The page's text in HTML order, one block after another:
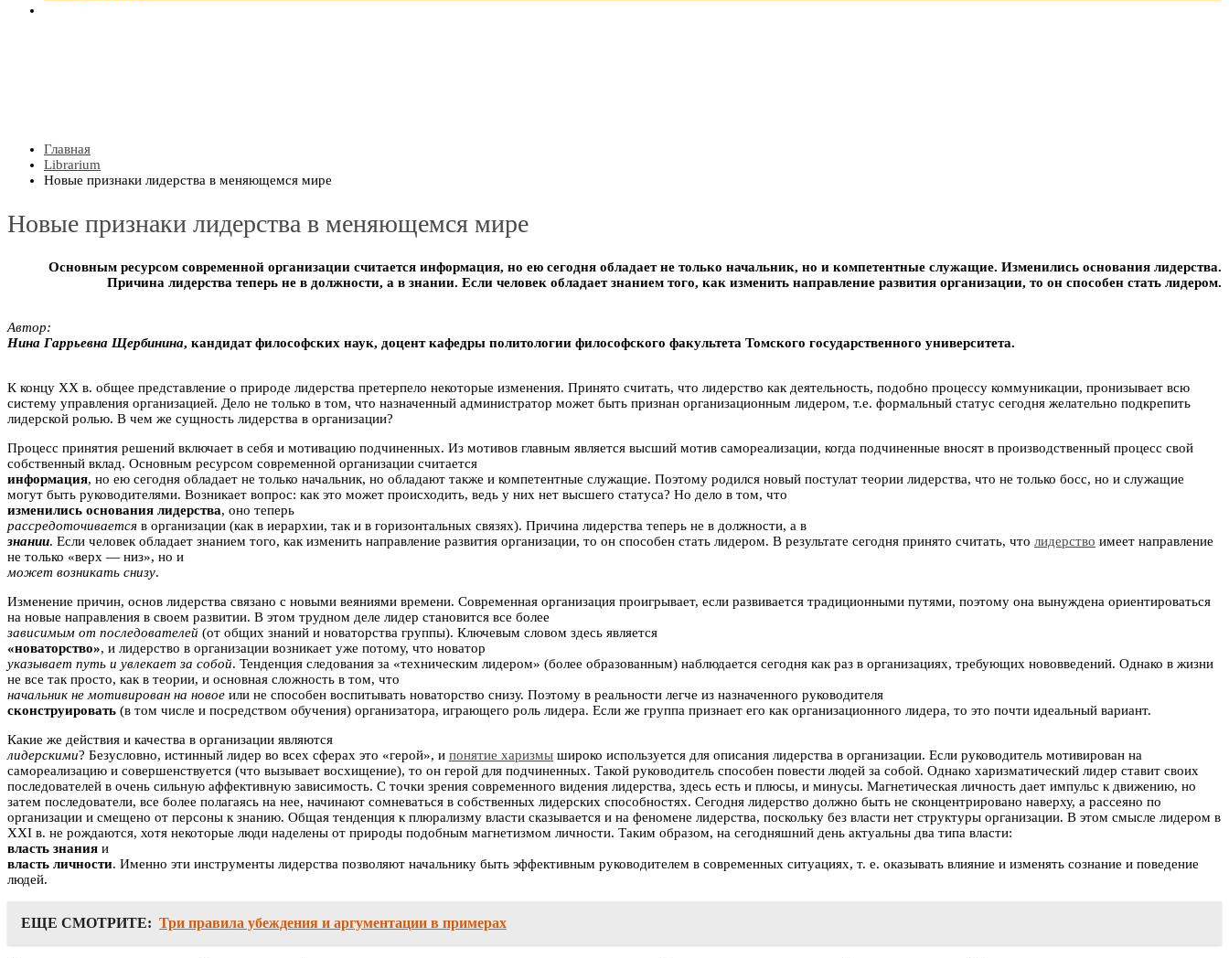
Главная
Librarium
Новые признаки лидерства в меняющемся мире
Новые признаки лидерства в меняющемся мире
Основным ресурсом современной организации считается информация, но ею сегодня обладает не только начальник, но и компетентные служащие. Изменились основания лидерства.
Причина лидерства теперь не в должности, а в знании. Если человек обладает знанием того, как изменить направление развития организации, то он способен стать лидером.
Автор:
Нина Гаррьевна Щepбининa, кандидат философских наук, доцент кафедры политологии философского факультета Томского государственного университета.
К концу XX в. общее представление о природе лидерства претерпело некоторые изменения. Принято считать, что лидерство как деятельность, подобно процессу коммуникации, пронизывает всю
систему управления организацией. Дело не только в том, что назначенный администратор может быть признан организационным лидером, т.е. формальный статус сегодня желательно подкрепить
лидерской ролью. В чем же сущность лидерства в организации?
Процесс принятия решений включает в себя и мотивацию подчиненных. Из мотивов главным является высший мотив самореализации, когда подчиненные вносят в производственный процесс свой
собственный вклад. Основным ресурсом современной организации считается
информация, но ею сегодня обладает не только начальник, но обладают также и компетентные служащие. Поэтому родился новый постулат теории лидерства, что не только босс, но и служащие
могут быть руководителями. Возникает вопрос: как это может происходить, ведь у них нет высшего статуса? Но дело в том, что
изменились основания лидерства, оно теперь
рассредоточивается в организации (как в иерархии, так и в горизонтальных связях). Причина лидерства теперь не в должности, а в
знании. Если человек обладает знанием того, как изменить направление развития организации, то он способен стать лидером. В результате сегодня принято считать, что лидерство имеет направление
не только «верх — низ», но и
может возникать снизу.
Изменение причин, основ лидерства связано с новыми веяниями времени. Современная организация проигрывает, если развивается традиционными путями, поэтому она вынуждена ориентироваться
на новые направления в своем развитии. В этом трудном деле лидер становится все более
зависимым от последователей (от общих знаний и новаторства группы). Ключевым словом здесь является
«новаторство», и лидерство в организации возникает уже потому, что новатор
указывает путь и увлекает за собой. Тенденция следования за «техническим лидером» (более образованным) наблюдается сегодня как раз в организациях, требующих нововведений. Однако в жизни
не все так просто, как в теории, и основная сложность в том, что
начальник не мотивирован на новое или не способен воспитывать новаторство снизу. Поэтому в реальности легче из назначенного руководителя
сконструировать (в том числе и посредством обучения) организатора, играющего роль лидера. Если же группа признает его как организационного лидера, то это почти идеальный вариант.
Какие же действия и качества в организации являются
лидерскими? Безусловно, истинный лидер во всех сферах это «герой», и понятие харизмы широко используется для описания лидерства в организации. Если руководитель мотивирован на
самореализацию и совершенствуется (что вызывает восхищение), то он герой для подчиненных. Такой руководитель способен повести людей за собой. Однако харизматический лидер ставит своих
последователей в очень сильную аффективную зависимость. С точки зрения современного видения лидерства, здесь есть и плюсы, и минусы. Магнетическая личность дает импульс к движению, но
затем последователи, все более полагаясь на нее, начинают сомневаться в собственных лидерских способностях. Сегодня лидерство должно быть не сконцентрировано наверху, а рассеяно по
организации и смещено от персоны к знанию. Общая тенденция к плюрализму власти сказывается и на феномене лидерства, поскольку без власти нет структуры организации. В этом смысле лидером в
XXI в. не рождаются, хотя некоторые люди наделены от природы подобным магнетизмом личности. Таким образом, на сегодняшний день актуальны два типа власти:
власть знания и
власть личности. Именно эти инструменты лидерства позволяют начальнику быть эффективным руководителем в современных ситуациях, т. е. оказывать влияние и изменять сознание и поведение
людей.
ЕЩЕ СМОТРИТЕ: Три правила убеждения и аргументации в примерах